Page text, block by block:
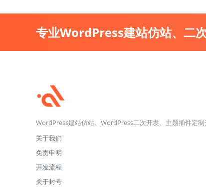
专业WordPress建站仿站、二
WordPress建站仿站、WordPress二次开发、主题插件定制
关于我们
免责申明
开发流程
关于封号